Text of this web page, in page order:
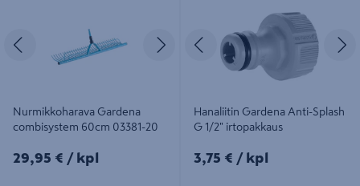
Seuraava
Nurmikkoharava Gardena
combisystem 60cm 03381-20
29,95€/kpl
29,95 € / kpl
Edellinen
Hanaliitin Gardena Anti-Splash
G 1/2" irtopakkaus
3,75€/kpl
3,75 € / kpl